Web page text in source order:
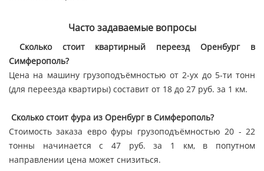
Часто задаваемые вопросы
Сколько стоит квартирный переезд Оренбург в
Симферополь?
Цена на машину грузоподъёмностью от 2-ух до 5-ти тонн
(для переезда квартиры) составит от 18 до 27 руб. за 1 км.
Сколько стоит фура из Оренбург в Симферополь?
Стоимость заказа евро фуры грузоподъёмностью 20 - 22
тонны начинается с 47 руб. за 1 км, в попутном
направлении цена может снизиться.